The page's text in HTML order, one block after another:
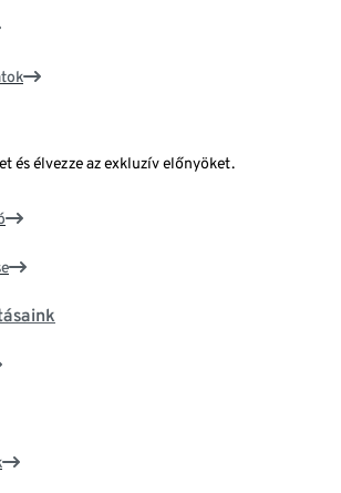
és élvezze az exkluzív előnyöket.